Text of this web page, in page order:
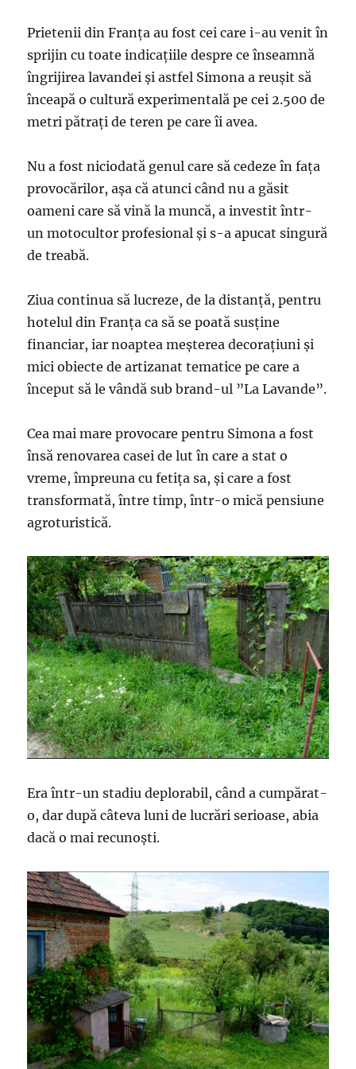
Prietenii din Franța au fost cei care i-au venit în
sprijin cu toate indicațiile despre ce înseamnă
îngrijirea lavandei și astfel Simona a reușit să
înceapă o cultură experimentală pe cei 2.500 de
metri pătrați de teren pe care îi avea.
Nu a fost niciodată genul care să cedeze în fața
provocărilor, așa că atunci când nu a găsit
oameni care să vină la muncă, a investit într-
un motocultor profesional și s-a apucat singură
de treabă.
Ziua continua să lucreze, de la distanță, pentru
hotelul din Franța ca să se poată susține
financiar, iar noaptea meșterea decorațiuni și
mici obiecte de artizanat tematice pe care a
început să le vândă sub brand-ul ”La Lavande”.
Cea mai mare provocare pentru Simona a fost
însă renovarea casei de lut în care a stat o
vreme, împreuna cu fetița sa, și care a fost
transformată, între timp, într-o mică pensiune
agroturistică.
Era într-un stadiu deplorabil, când a cumpărat-
o, dar după câteva luni de lucrări serioase, abia
dacă o mai recunoști.